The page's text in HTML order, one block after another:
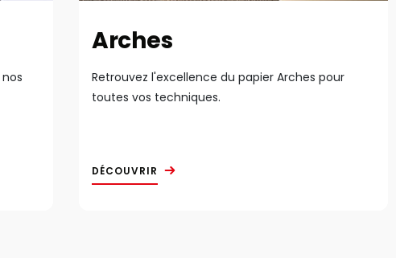
Arches
Retrouvez l'excellence du papier Arches pour
toutes vos techniques.
DÉCOUVRIR